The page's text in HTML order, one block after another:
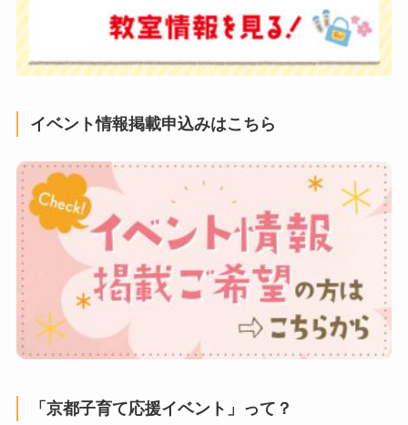
イベント情報掲載申込みはこちら
「京都子育て応援イベント」って？